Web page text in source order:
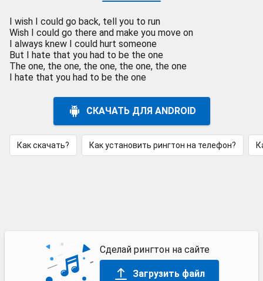
I wish I could go back, tell you to run
Wish I could go there and make you move on
I always knew I could hurt someone
But I hate that you had to be the one
The one, the one, the one, the one, the one
I hate that you had to be the one
СКАЧАТЬ ДЛЯ ANDROID
Как скачать? Как установить рингтон на телефон?
Сделай рингтон на сайте
Загрузить файл